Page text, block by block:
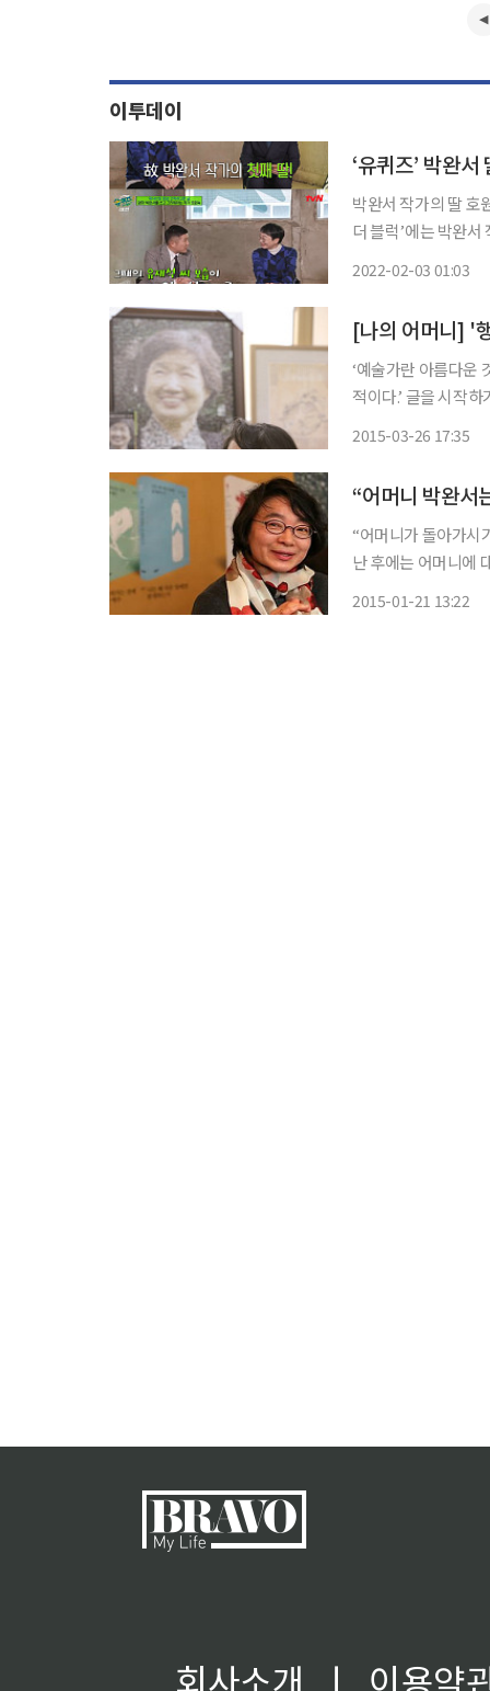
이투데이
박완서 작가의 딸 호원숙 작
더 블럭’에는 박완서 작
2022-02-03 01:03
‘예술가란 아름다운
적이다.’ 글을 시작하기 전 오스카 와일드의 소설 의 아름다운 구절은 꼭 인용하고 싶었다. 아
2015-03-26 17:35
“어머니 박완서
“어머니가 돌아가시
난 후에는 어머니에 대한 글을
2015-01-21 13:22
회사소개 ㅣ 이용약